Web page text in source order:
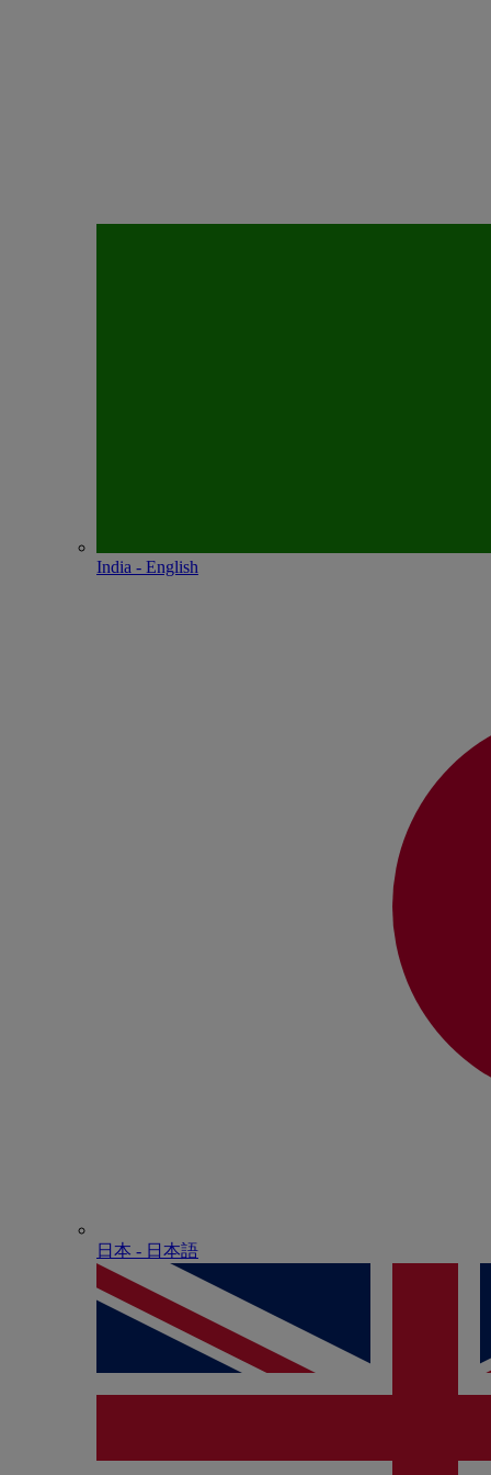
India - English
日本 - ⽇本語